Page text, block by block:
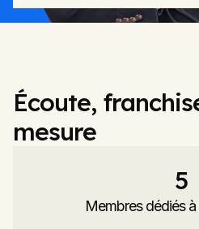
Écoute,
mesure
Membres dédiés
5